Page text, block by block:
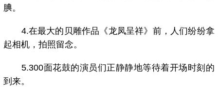
腆。
4.在最大的贝雕作品《龙凤呈祥》前，人们纷纷拿
起相机，拍照留念。
5.300面花鼓的演员们正静静地等待着开场时刻的
到来。